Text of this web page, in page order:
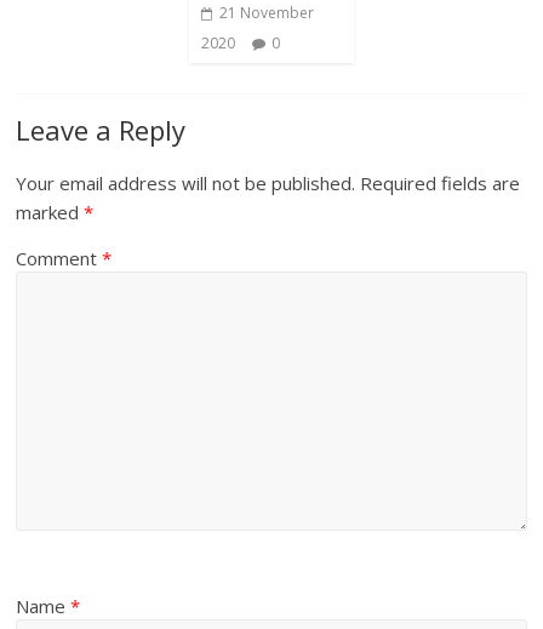
21 November
2020
0
Leave a Reply
Your email address will not be published. Required fields are
marked*
Comment*
Name*